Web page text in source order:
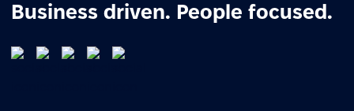
Business driven. People focused.